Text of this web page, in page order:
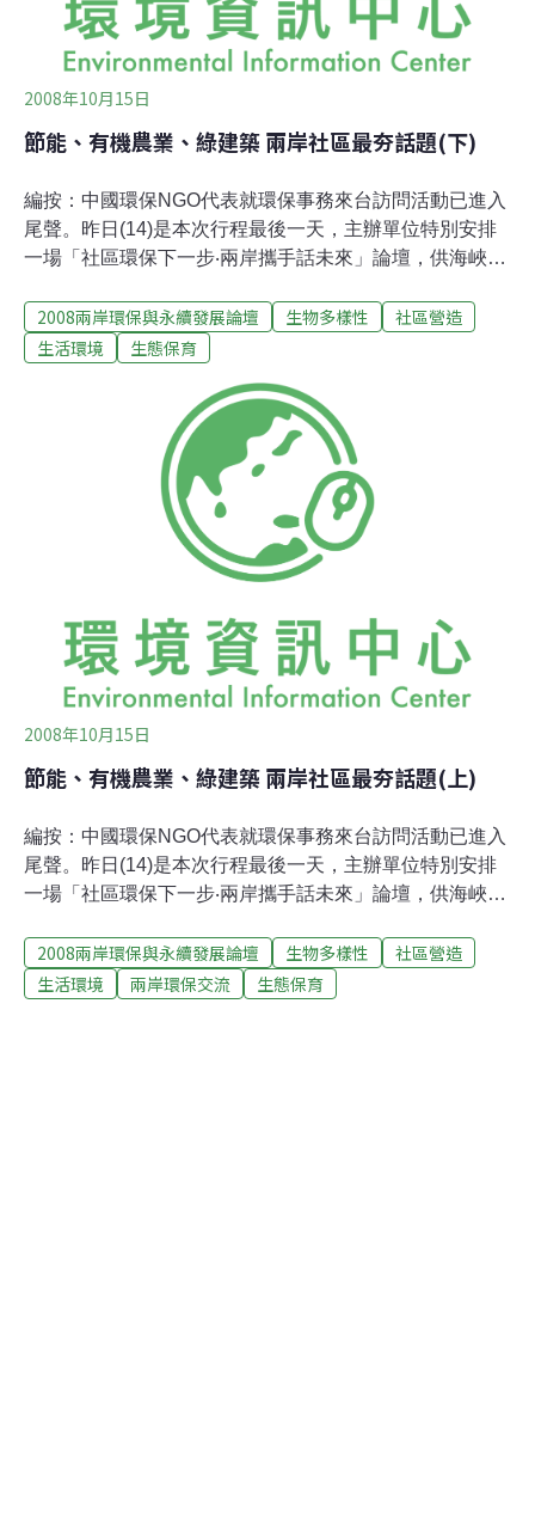
2008年10月15日
節能、有機農業、綠建築 兩岸社區最夯話題(下)
編按：中國環保NGO代表就環保事務來台訪問活動已進入
尾聲。昨日(14)是本次行程最後一天，主辦單位特別安排
一場「社區環保下一步‧兩岸攜手話未來」論壇，供海峽兩
緊目前節能減廢、有機農業、綠色建築等熱門議題，展現
兩岸NGO該如何影響社區、發動在地居民，共同守護自己
資深污染項目防治主任)：先進國家所需的電子科技產品大
多在中國製造，但這些產品遭棄置後，仍回到中國；中國
已成為全球最大的電子垃圾場。目前，中國已立法禁止以
資源回收名義進口電子廢棄物，但每年還是有大量的電子
垃圾，以各種名義非法偷渡到中國。我們就曾在香港，攔
截到來自各國的電子垃圾。
2008兩岸環保與永續發展論壇 生物多樣性
社區營造
生活環境
生態保育
2008年10月15日
節能、有機農業、綠建築 兩岸社區最夯話題(上)
編按：中國環保NGO代表就環保事務來台訪問活動已進入
尾聲。昨日(14)是本次行程最後一天，主辦單位特別安排
一場「社區環保下一步‧兩岸攜手話未來」論壇，供海峽兩
緊目前節能減廢、有機農業、綠色建築等熱門議題，展現
兩岸NGO該如何影響社區、發動在地居民，共同守護自己
2008兩岸環保與永續發展論壇 生物多樣性
社區營造
生活環境
兩岸環保交流 生態保育